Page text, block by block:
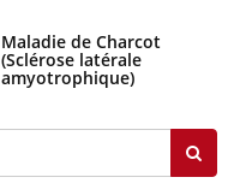
Maladie de Charcot
(Sclérose latérale
amyotrophique)